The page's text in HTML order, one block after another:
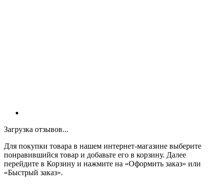
Загрузка отзывов...
Для покупки товара в нашем интернет-магазине выберите
понравившийся товар и добавьте его в корзину. Далее
перейдите в Корзину и нажмите на «Оформить заказ» или
«Быстрый заказ».